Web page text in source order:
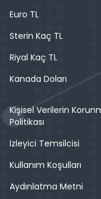
Euro TL
Sterin Kaç TL
Riyal Kaç TL
Kanada Doları
Kişisel Verilerin
Politikası
İzleyici Temsilcisi
Kullanım Koşulları
Aydınlatma Metni